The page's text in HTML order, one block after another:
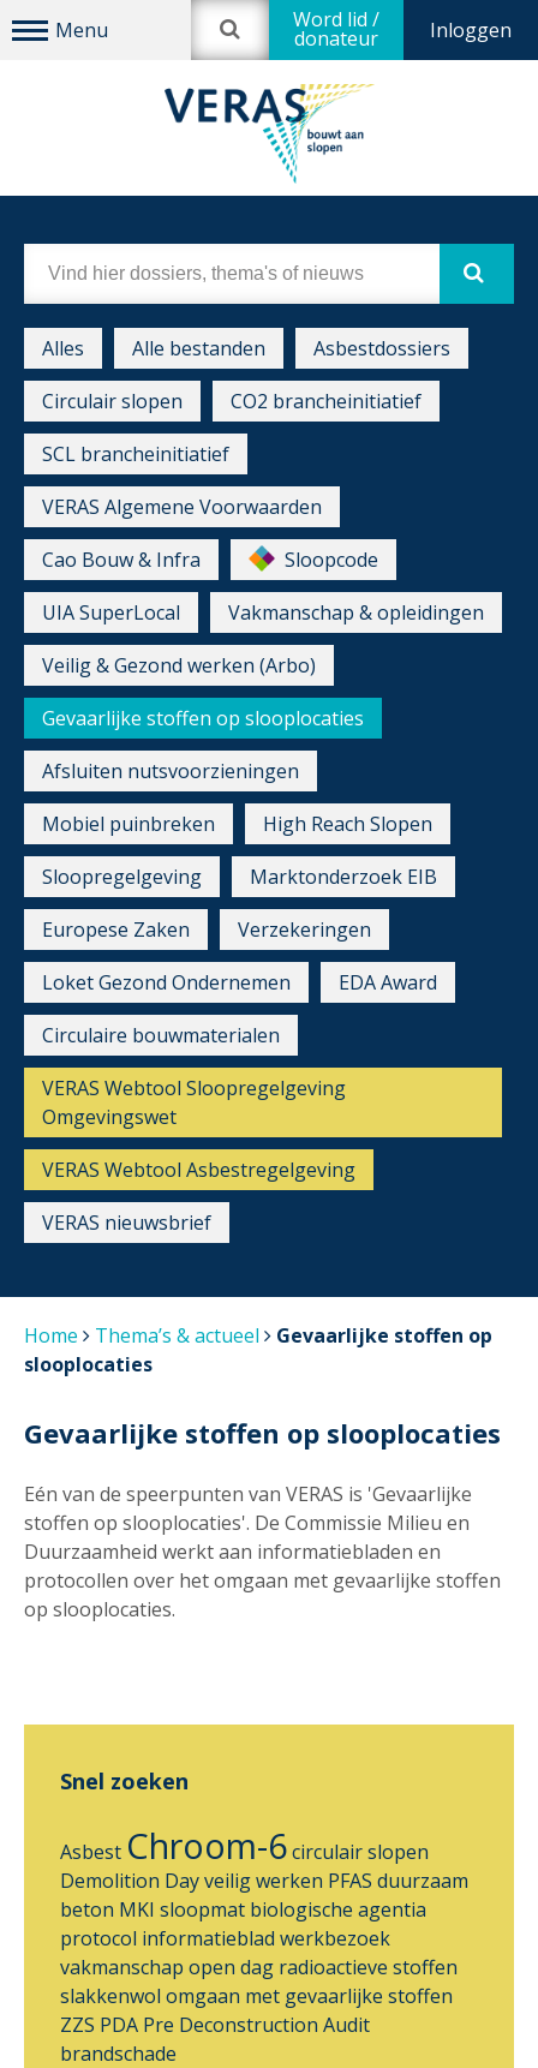
Inloggen
Word lid /
donateur
Alles Alle bestanden
Asbestdossiers
Circulair slopen
CO2 brancheinitiatief
SCL brancheinitiatief
VERAS Algemene Voorwaarden
Cao Bouw & Infra
Sloopcode
UIA SuperLocal
Vakmanschap & opleidingen
Veilig & Gezond werken (Arbo)
Gevaarlijke stoffen op slooplocaties
Afsluiten nutsvoorzieningen
Mobiel puinbreken
High Reach Slopen
Sloopregelgeving
Marktonderzoek EIB
Europese Zaken
Verzekeringen
Loket Gezond Ondernemen
EDA Award
Circulaire bouwmaterialen
VERAS Webtool Sloopregelgeving
Omgevingswet
VERAS Webtool Asbestregelgeving
VERAS nieuwsbrief
Home Thema’s & actueel
Gevaarlijke stoffen op
slooplocaties
Gevaarlijke stoffen op slooplocaties
Eén van de speerpunten van VERAS is 'Gevaarlijke
stoffen op slooplocaties'. De Commissie Milieu en
Duurzaamheid werkt aan informatiebladen en
protocollen over het omgaan met gevaarlijke stoffen
op slooplocaties.
Snel zoeken
Asbest Chroom-6circulair slopen
Demolition Dayveilig werken PFAS duurzaam
beton MKI sloopmat biologische agentia
protocol informatieblad werkbezoek
vakmanschap open dag radioactieve stoffen
slakkenwol omgaan met gevaarlijke stoffen
ZZS PDA Pre Deconstruction Audit
brandschade